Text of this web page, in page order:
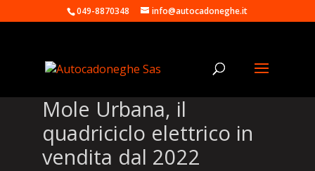
049-8870348 info@autocadoneghe.it
Mole Urbana, il
quadriciclo elettrico in
vendita dal 2022